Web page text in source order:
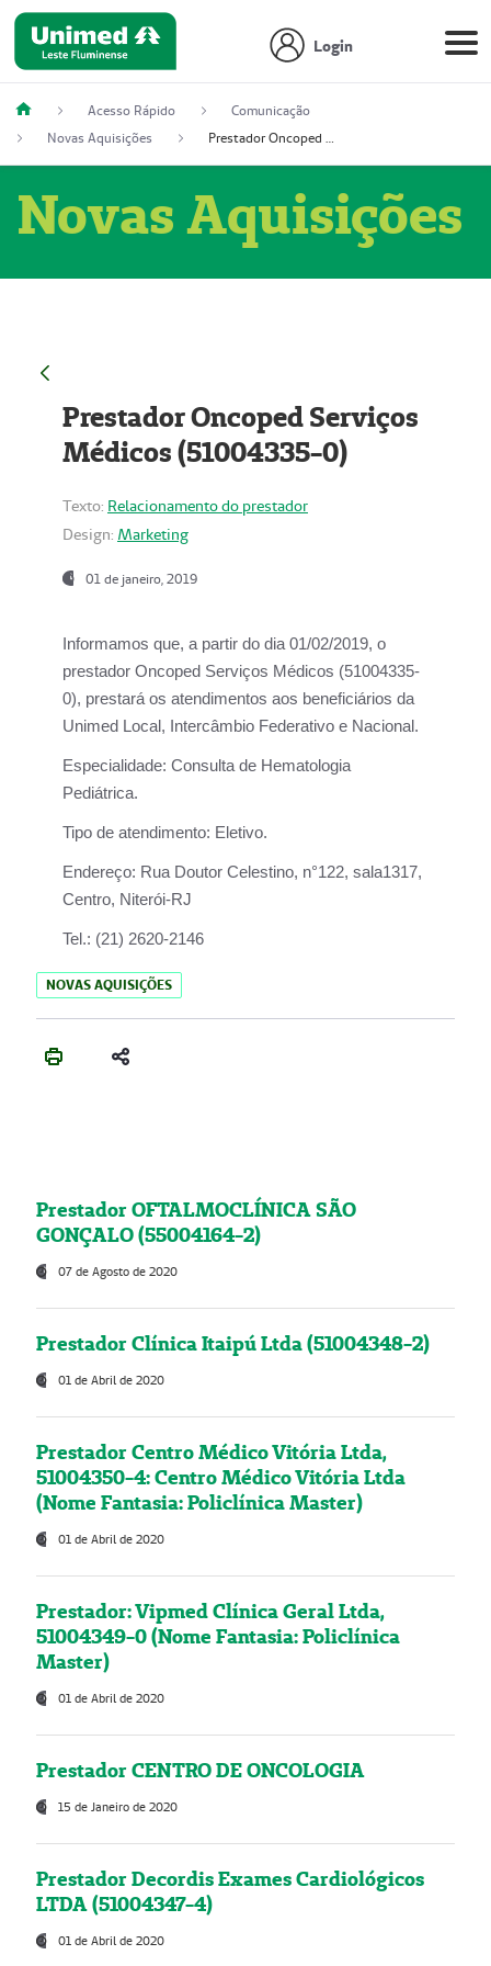
Login
Acesso Rápido
Comunicação
Novas Aquisições
Prestador Oncoped Serviços Médicos (51004335-0)
Novas Aquisições
Prestador Oncoped Serviços
Médicos (51004335-0)
Texto: Relacionamento do prestador
Design: Marketing
01 de janeiro, 2019
Informamos que, a partir do dia 01/02/2019, o
prestador Oncoped Serviços Médicos (51004335-
0), prestará os atendimentos aos beneficiários da
Unimed Local, Intercâmbio Federativo e Nacional.
Especialidade: Consulta de Hematologia
Pediátrica.
Tipo de atendimento: Eletivo.
Endereço: Rua Doutor Celestino, n°122, sala1317,
Centro, Niterói-RJ
Tel.: (21) 2620-2146
NOVAS AQUISIÇÕES
Prestador OFTALMOCLÍNICA SÃO
GONÇALO (55004164-2)
07 de Agosto de 2020
Prestador Clínica Itaipú Ltda (51004348-2)
01 de Abril de 2020
Prestador Centro Médico Vitória Ltda,
51004350-4: Centro Médico Vitória Ltda
(Nome Fantasia: Policlínica Master)
01 de Abril de 2020
Prestador: Vipmed Clínica Geral Ltda,
51004349-0 (Nome Fantasia: Policlínica
Master)
01 de Abril de 2020
Prestador CENTRO DE ONCOLOGIA
15 de Janeiro de 2020
Prestador Decordis Exames Cardiológicos
LTDA (51004347-4)
01 de Abril de 2020